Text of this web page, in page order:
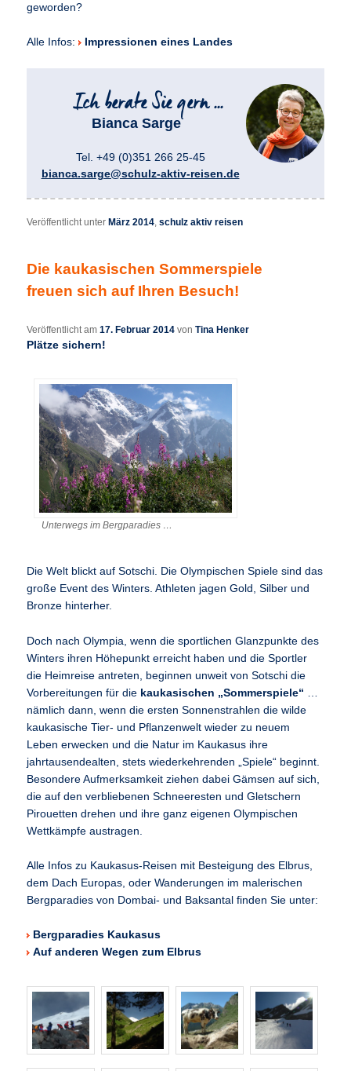
geworden?
Alle Infos: Impressionen eines Landes
Bianca Sarge
Tel. +49 (0)351 266 25-45
bianca.sarge@schulz-aktiv-reisen.de
Veröffentlicht unter März 2014,schulz aktiv reisen
Die kaukasischen Sommerspiele
freuen sich auf Ihren Besuch!
Veröffentlicht am17. Februar 2014 vonTina Henker
Plätze sichern!
Unterwegs im Bergparadies …
Die Welt blickt auf Sotschi. Die Olympischen Spiele sind das
große Event des Winters. Athleten jagen Gold, Silber und
Bronze hinterher.
Doch nach Olympia, wenn die sportlichen Glanzpunkte des
Winters ihren Höhepunkt erreicht haben und die Sportler
die Heimreise antreten, beginnen unweit von Sotschi die
Vorbereitungen für die kaukasischen „Sommerspiele“
nämlich dann, wenn die ersten Sonnenstrahlen die wilde
kaukasische Tier- und Pflanzenwelt wieder zu neuem
Leben erwecken und die Natur im Kaukasus ihre
jahrtausendealten, stets wiederkehrenden „Spiele“ beginnt.
Besondere Aufmerksamkeit ziehen dabei Gämsen auf sich,
die auf den verbliebenen Schneeresten und Gletschern
Pirouetten drehen und ihre ganz eigenen Olympischen
Wettkämpfe austragen.
Alle Infos zu Kaukasus-Reisen mit Besteigung des Elbrus,
dem Dach Europas, oder Wanderungen im malerischen
Bergparadies von Dombai- und Baksantal finden Sie unter:
Bergparadies Kaukasus
Auf anderen Wegen zum Elbrus